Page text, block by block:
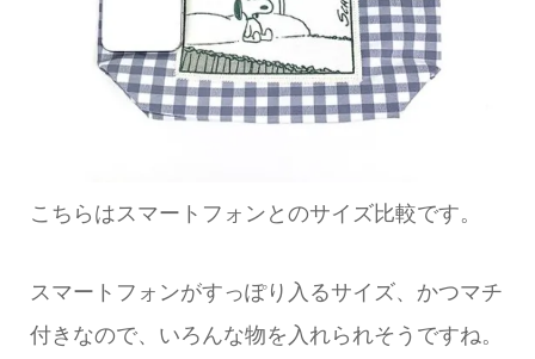
こちらはスマートフォンとのサイズ比較です。
スマートフォンがすっぽり入るサイズ、かつマチ
付きなので、いろんな物を入れられそうですね。